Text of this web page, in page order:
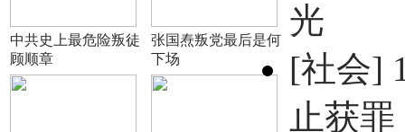
中共史上最危险叛徒
顾顺章
张国焘叛党最后是何
下场
光
[社会]
止获罪